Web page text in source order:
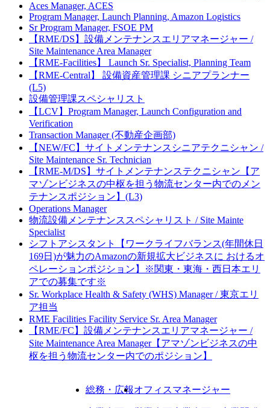
Aces Manager, ACES
Program Manager, Launch Planning, Amazon Logistics
Sr Program Manager, FSOE PM
【RME/DS】設備メンテナンスエリアマネージャー /
Site Maintenance Area Manager
【RME-Facilities】 Launch Sr. Specialist, Planning Team
【RME-Central】 設備資産管理課 シニアプランナー
(L5)
設備管理課スペシャリスト
【LCV】Program Manager, Launch Configuration and
Verification
Transaction Manager (不動産企画部)
【NEW/FC】サイトメンテナンスシニアテクニシャン /
Site Maintenance Sr. Technician
【RME-M/DS】サイトメンテナンステクニシャン【ア
マゾンビジネスの中枢を担う物流センター内でのメン
テナンスポジション】(L3)
Operations Manager
物流設備メンテナンススペシャリスト / Site Mainte
Specialist
シフトアシスタント【ワークライフバランス(年間休日
169日)が魅力のAmazonの新規拡大ビジネスに おけるオ
ペレーションポジション】※関東・東海・西日本エリ
アでの募集です※
Sr. Workplace Health & Safety (WHS) Manager / 東京エリ
ア担当
RME Facilities Facility Service Sr. Area Manager
【RME/FC】設備メンテナンスエリアマネージャー /
Site Maintenance Area Manager【アマゾンビジネスの中
枢を担う物流センター内でのポジション】
総務・広報オフィスマネージャー